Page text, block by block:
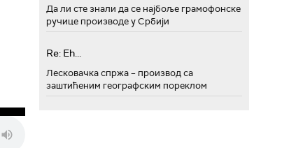
Да ли сте знали да се најбоље грамофонске
ручице производе у Србији
Re: Eh...
Лесковачка спржа – производ са
заштићеним географским пореклом